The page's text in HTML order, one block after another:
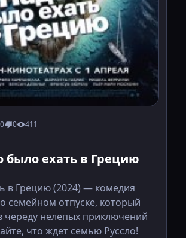
0 0 411
ехать в Грецию
в Грецию (2024) — комедия
семейном отпуске, который
череду нелепых приключений
что ждет семью Руссло!